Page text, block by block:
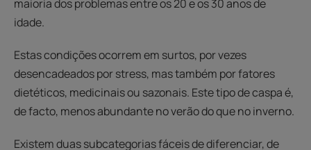
maioria dos problemas entre os 20 e os 30 anos de
idade.
Estas condições ocorrem em surtos, por vezes
desencadeados por stress, mas também por fatores
dietéticos, medicinais ou sazonais. Este tipo de caspa é,
de facto, menos abundante no verão do que no inverno.
Existem duas subcategorias fáceis de diferenciar, de